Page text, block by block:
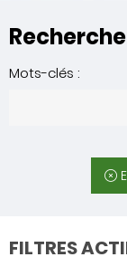
Mots-clés :
FILTRES